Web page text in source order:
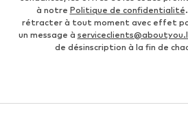
à notre Politique de confidentialité
rétracter à tout moment avec effet
un message à
de désinscription à la fin de